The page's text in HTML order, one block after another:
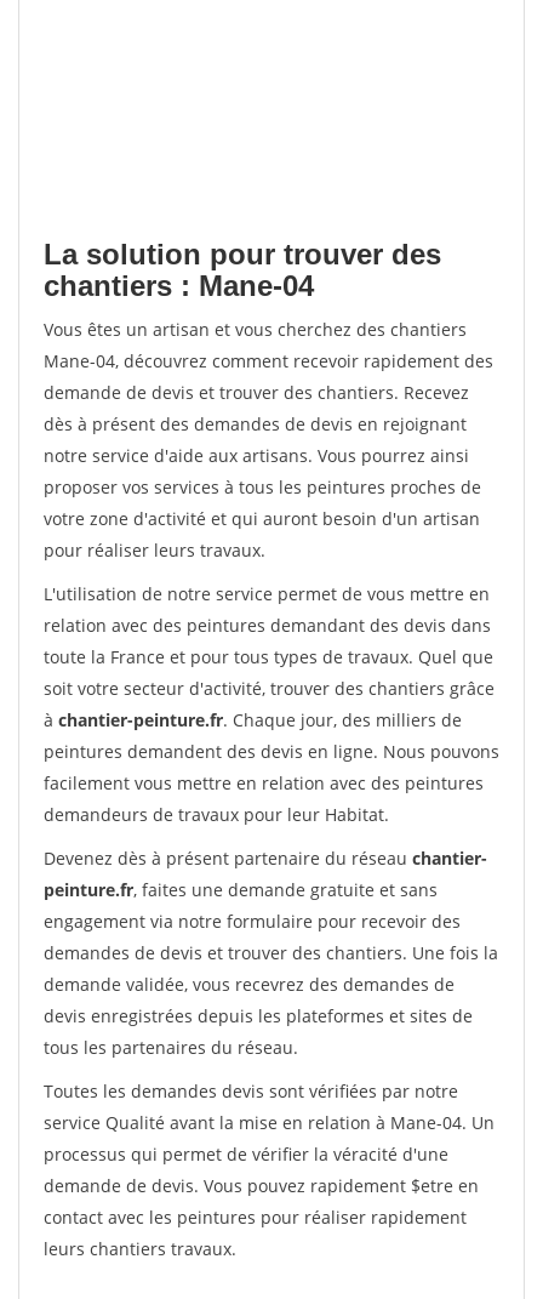
La solution pour trouver des
chantiers : Mane-04
Vous êtes un artisan et vous cherchez des chantiers
Mane-04, découvrez comment recevoir rapidement des
demande de devis et trouver des chantiers. Recevez
dès à présent des demandes de devis en rejoignant
notre service d'aide aux artisans. Vous pourrez ainsi
proposer vos services à tous les peintures proches de
votre zone d'activité et qui auront besoin d'un artisan
pour réaliser leurs travaux.
L'utilisation de notre service permet de vous mettre en
relation avec des peintures demandant des devis dans
toute la France et pour tous types de travaux. Quel que
soit votre secteur d'activité, trouver des chantiers grâce
à chantier-peinture.fr. Chaque jour, des milliers de
peintures demandent des devis en ligne. Nous pouvons
facilement vous mettre en relation avec des peintures
demandeurs de travaux pour leur Habitat.
Devenez dès à présent partenaire du réseau chantier-
peinture.fr, faites une demande gratuite et sans
engagement via notre formulaire pour recevoir des
demandes de devis et trouver des chantiers. Une fois la
demande validée, vous recevrez des demandes de
devis enregistrées depuis les plateformes et sites de
tous les partenaires du réseau.
Toutes les demandes devis sont vérifiées par notre
service Qualité avant la mise en relation à Mane-04. Un
processus qui permet de vérifier la véracité d'une
demande de devis. Vous pouvez rapidement $etre en
contact avec les peintures pour réaliser rapidement
leurs chantiers travaux.